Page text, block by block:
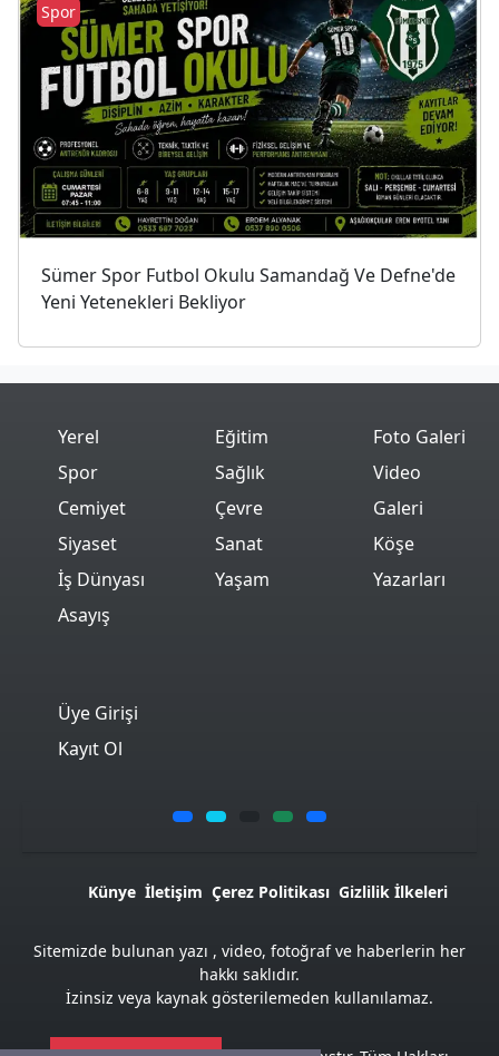
Sümer Spor Futbol Okulu Samandağ Ve Defne'de
Yeni Yetenekleri Bekliyor
Spor
Yerel
Spor
Cemiyet
Siyaset
İş Dünyası
Asayış
Eğitim
Sağlık
Çevre
Sanat
Yaşam
Foto Galeri
Video
Galeri
Köşe
Yazarları
Üye Girişi
Kayıt Ol
Künye İletişim Çerez Politikası Gizlilik İlkeleri
Sitemizde bulunan yazı , video, fotoğraf ve haberlerin her
hakkı saklıdır.
İzinsiz veya kaynak gösterilemeden kullanılamaz.